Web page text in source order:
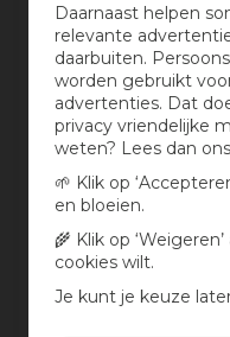
Daarnaast helpen
relevante
daarbuiten.
worden gebruikt
advertenties. Dat
privacy vriendelijke
weten? Lees dan ons
🌱 Klik op
en bloeien.
🌾 Klik op
cookies wilt.
Je kunt je keuze
Jouw mening over dit